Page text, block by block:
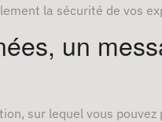
la sécurité de vos
un
sur lequel vous pouvez